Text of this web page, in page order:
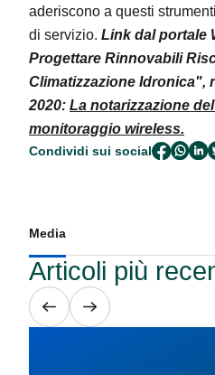
aderiscono a questi
di servizio. Link dal portale
Progettare Rinnovabili
Climatizzazione Idronica",
2020: La notarizzazione
monitoraggio wireless.
Condividi sui social
Media
Articoli più